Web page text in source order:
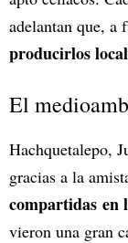
adelantan que, a
producirlos
El
Hachquetalepo,
gracias a la
compartidas en
vieron una gran